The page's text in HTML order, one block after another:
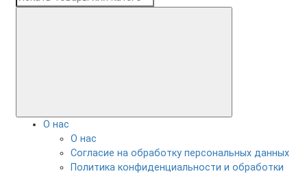
О нас
О нас
Согласие на обработку персональных данных
Политика конфиденциальности и обработки